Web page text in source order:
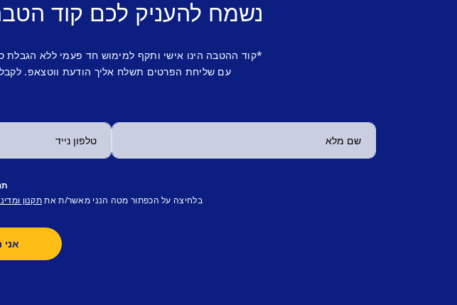
נשמח להעניק לכם קוד
*קוד ההטבה הינו אישי ותקף למימוש חד פעמי ללא
עם שליחת הפרטים תשלח אליך הודעת ווטצאפ.
בלחיצה על הכפתור מטה הנני מאשר/ת את תקנון